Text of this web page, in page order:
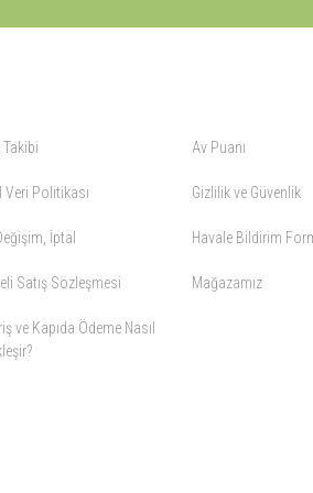
Veri Politikası
İptal
Satış Sözleşmesi
ve Kapıda Ödeme Nasıl
Av Puanı
Gizlilik ve Güvenlik
Havale Bildirim
Mağazamız